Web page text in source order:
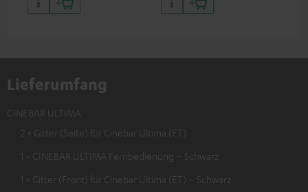
Lieferumfang
CINEBAR ULTIMA
2 × Gitter (Seite) für Cinebar Ultima (ET)
1 × CINEBAR ULTIMA Fernbedienung – Schwarz
1 × Gitter (Front) für Cinebar Ultima (ET) – Schwarz